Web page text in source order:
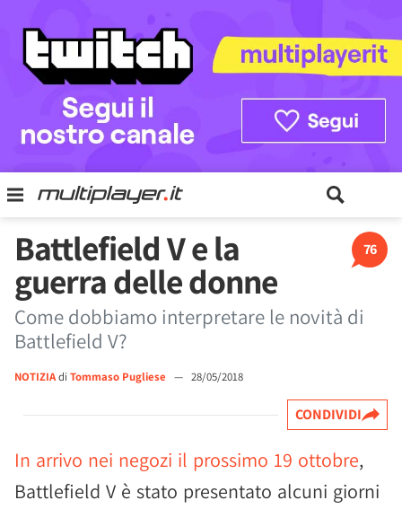
76
Battlefield V e la
guerra delle donne
Come dobbiamo interpretare le novità di
Battlefield V?
NOTIZIAdi Tommaso Pugliese — 28/05/2018
CONDIVIDI
In arrivo nei negozi il prossimo 19 ottobre,
Battlefield V è stato presentato alcuni giorni